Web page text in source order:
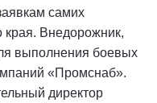
самих
края. Внедорожник,
выполнения боевых
«Промснаб».
директор